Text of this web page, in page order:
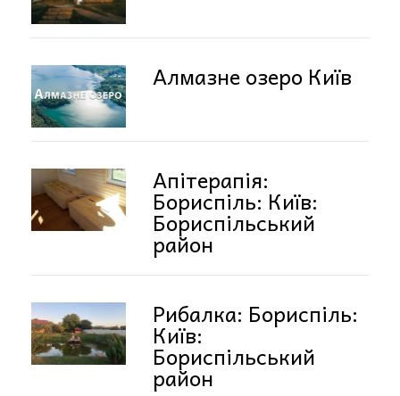
Алмазне озеро Київ
Апітерапія:
Бориспіль: Київ:
Бориспільський
район
Рибалка: Бориспіль:
Київ:
Бориспільський
район